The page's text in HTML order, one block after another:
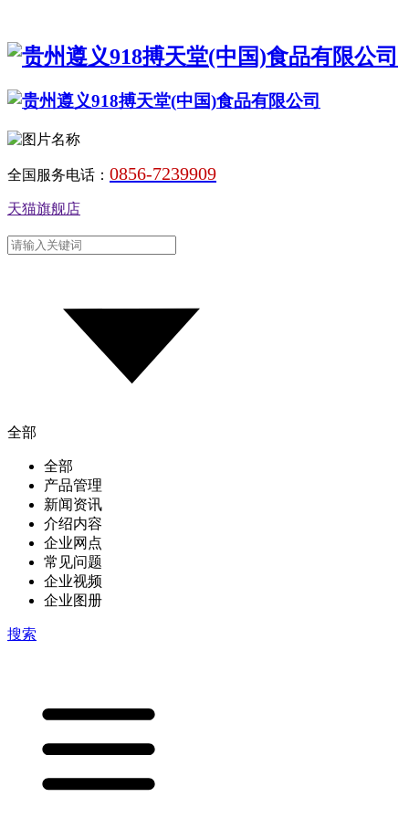
全国服务电话： 0856-7239909
天猫旗舰店
全部
全部
产品管理
新闻资讯
介绍内容
企业网点
常见问题
企业视频
企业图册
搜索